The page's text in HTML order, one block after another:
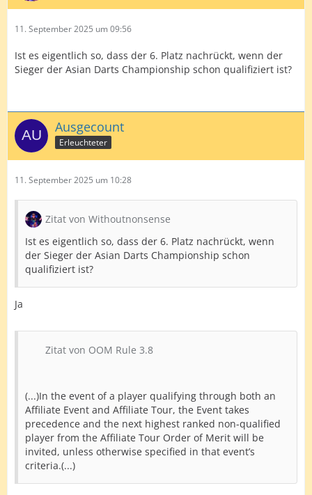
11. September 2025 um 09:56
Ist es eigentlich so, dass der 6. Platz nachrückt, wenn der
Sieger der Asian Darts Championship schon qualifiziert ist?
Ausgecount
Erleuchteter
11. September 2025 um 10:28
Zitat von Withoutnonsense
Ist es eigentlich so, dass der 6. Platz nachrückt, wenn
der Sieger der Asian Darts Championship schon
qualifiziert ist?
Ja
Zitat von OOM Rule 3.8
(...)In the event of a player qualifying through both an
Affiliate Event and Affiliate Tour, the Event takes
precedence and the next highest ranked non-qualified
player from the Affiliate Tour Order of Merit will be
invited, unless otherwise specified in that event’s
criteria.(...)